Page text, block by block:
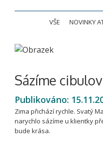
VŠE NOVINKY
Sázíme
Publikováno:
Zima přichází rychle. Svatý
narychlo sázíme u klientky
bude krása.